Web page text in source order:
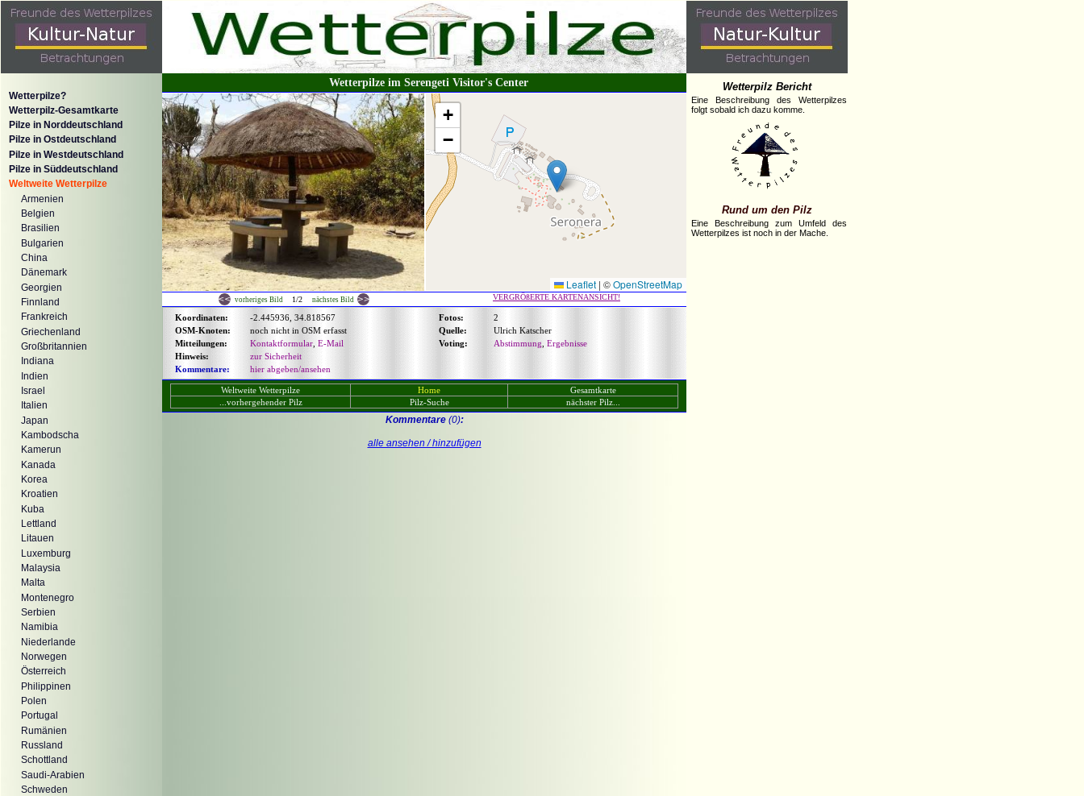
Wetterpilze?
Wetterpilz-Gesamtkarte
Pilze in Norddeutschland
Pilze in Ostdeutschland
Pilze in Westdeutschland
Pilze in Süddeutschland
Weltweite Wetterpilze
Armenien
Belgien
Brasilien
Bulgarien
China
Dänemark
Georgien
Finnland
Frankreich
Griechenland
Großbritannien
Indiana
Indien
Israel
Italien
Japan
Kambodscha
Kamerun
Kanada
Korea
Kroatien
Kuba
Lettland
Litauen
Luxemburg
Malaysia
Malta
Montenegro
Serbien
Namibia
Niederlande
Norwegen
Österreich
Philippinen
Polen
Portugal
Rumänien
Russland
Schottland
Saudi-Arabien
Schweden
Wetterpilze im Serengeti Visitor's Center
+
−
Leaflet | ©OpenStreetMap
vorheriges Bild 1/2 nächstes Bild VERGRÖßERTE KARTENANSICHT!
Koordinaten:
-2.445936, 34.818567
OSM-Knoten:
noch nicht in OSM erfasst
Mitteilungen:
Kontaktformular E-Mail
Hinweis:
zur Sicherheit
Kommentare:
hier abgeben/ansehen
Fotos:
2
Quelle:
Ulrich Katscher
Voting:
Abstimmung Ergebnisse
Weltweite Wetterpilze Home
Gesamtkarte
...vorhergehender Pilz
Pilz-Suche nächster Pilz...
Kommentare(0):
alle ansehen / hinzufügen
Wetterpilz Bericht
Eine Beschreibung des Wetterpilzes
folgt sobald ich dazu komme.
Rund um den Pilz
Eine Beschreibung zum Umfeld des
Wetterpilzes ist noch in der Mache.